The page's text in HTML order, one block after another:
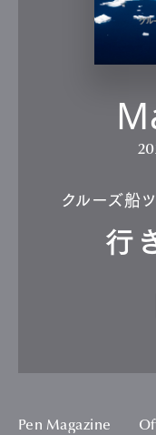
クルーズ船
行
Pen Magazine